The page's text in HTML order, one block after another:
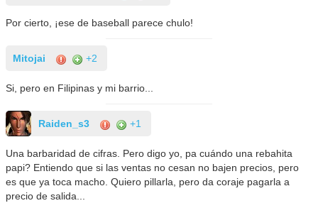
Por cierto, ¡ese de baseball parece chulo!
Mitojai +2
Si, pero en Filipinas y mi barrio...
Raiden_s3 +1
Una barbaridad de cifras. Pero digo yo, pa cuándo una rebahita
papi? Entiendo que si las ventas no cesan no bajen precios, pero
es que ya toca macho. Quiero pillarla, pero da coraje pagarla a
precio de salida...